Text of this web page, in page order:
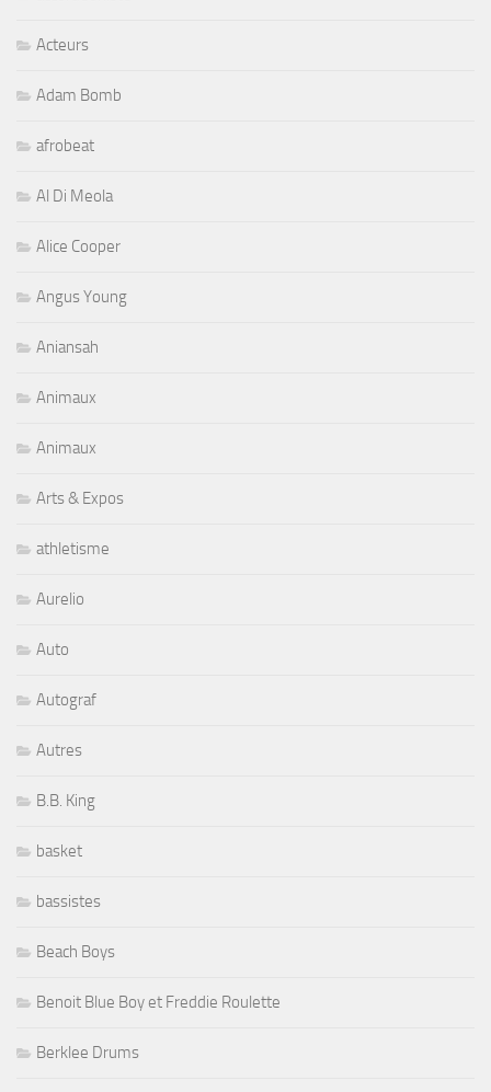
Acteurs
Adam Bomb
afrobeat
Al Di Meola
Alice Cooper
Angus Young
Aniansah
Animaux
Animaux
Arts & Expos
athletisme
Aurelio
Auto
Autograf
Autres
B.B. King
basket
bassistes
Beach Boys
Benoit Blue Boy et Freddie Roulette
Berklee Drums